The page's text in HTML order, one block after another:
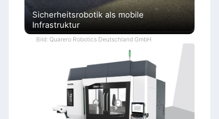
Sicherheitsrobotik als mobile
Infrastruktur
Bild: Quarero Robotics Deutschland GmbH